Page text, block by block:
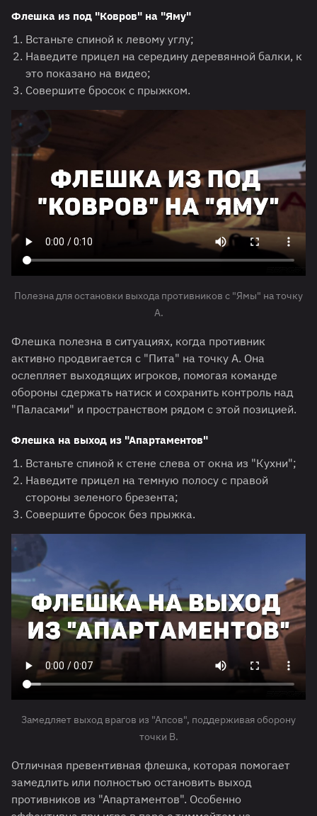
Флешка из под "Ковров" на "Яму"
Встаньте спиной к левому углу;
Наведите прицел на середину деревянной балки, к
это показано на видео;
Совершите бросок с прыжком.
Полезна для остановки выхода противников с "Ямы" на точку
A.
Флешка полезна в ситуациях, когда противник
активно продвигается с "Пита" на точку А. Она
ослепляет выходящих игроков, помогая команде
обороны сдержать натиск и сохранить контроль над
"Паласами" и пространством рядом с этой позицией.
Флешка на выход из "Апартаментов"
Встаньте спиной к стене слева от окна из "Кухни";
Наведите прицел на темную полосу с правой
стороны зеленого брезента;
Совершите бросок без прыжка.
Замедляет выход врагов из "Апсов", поддерживая оборону
точки B.
Отличная превентивная флешка, которая помогает
замедлить или полностью остановить выход
противников из "Апартаментов". Особенно